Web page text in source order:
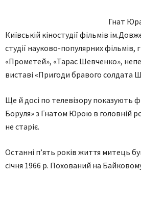
Гнат
Київській кіностудії фільмів
студії науково-популярних фільмів,
«Прометей», «Тарас Шевченко»,
виставі «Пригоди бравого солдата
Ще й досі по телевізору показують
Боруля» з Гнатом Юрою в головній
не старіє.
Останні п’ять років життя митець
січня 1966 р. Похований на